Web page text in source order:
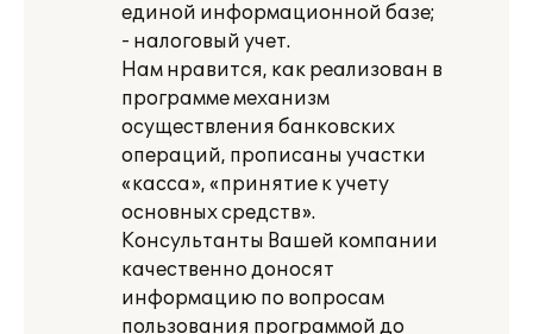
единой информационной базе;
- налоговый учет.
Нам нравится, как реализован в
программе механизм
осуществления банковских
операций, прописаны участки
«касса», «принятие к учету
основных средств».
Консультанты Вашей компании
качественно доносят
информацию по вопросам
пользования программой до